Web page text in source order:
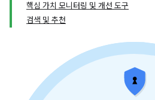
핵심 가치 모니터링 및 개선 도구
검색 및 추천